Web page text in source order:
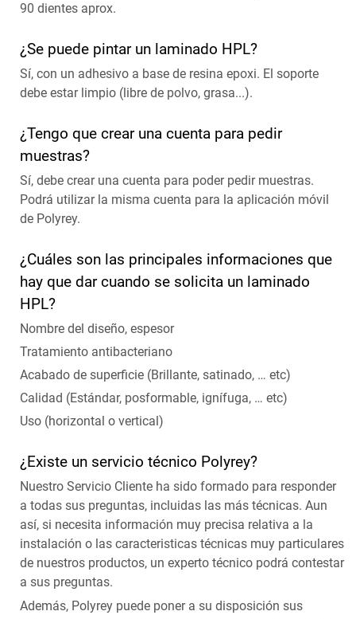
90 dientes aprox.
¿Se puede pintar un laminado HPL?
Sí, con un adhesivo a base de resina epoxi. El soporte
debe estar limpio (libre de polvo, grasa...).
¿Tengo que crear una cuenta para pedir
muestras?
Sí, debe crear una cuenta para poder pedir muestras.
Podrá utilizar la misma cuenta para la aplicación móvil
de Polyrey.
¿Cuáles son las principales informaciones que
hay que dar cuando se solicita un laminado
HPL?
Nombre del diseño, espesor
Tratamiento antibacteriano
Acabado de superficie (Brillante, satinado, … etc)
Calidad (Estándar, posformable, ignífuga, … etc)
Uso (horizontal o vertical)
¿Existe un servicio técnico Polyrey?
Nuestro Servicio Cliente ha sido formado para responder
a todas sus preguntas, incluidas las más técnicas. Aun
así, si necesita información muy precisa relativa a la
instalación o las caracteristicas técnicas muy particulares
de nuestros productos, un experto técnico podrá contestar
a sus preguntas.
Además, Polyrey puede poner a su disposición sus